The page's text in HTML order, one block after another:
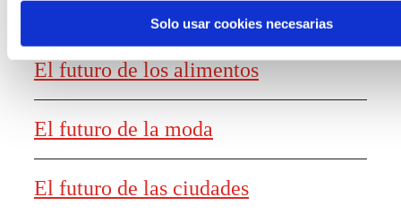
Solo usar cookies necesarias
El futuro de los alimentos
El futuro de la moda
El futuro de las ciudades